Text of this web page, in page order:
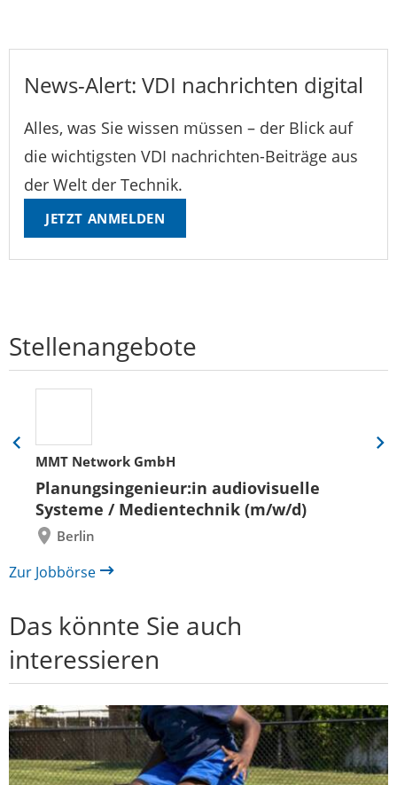
News-Alert: VDI nachrichten digital
Alles, was Sie wissen müssen – der Blick auf
die wichtigsten VDI nachrichten-Beiträge aus
der Welt der Technik.
JETZT ANMELDEN
Stellenangebote
MMT Network GmbH
Planungsingenieur:in audiovisuelle
Systeme / Medientechnik (m/w/d)
Berlin
Eine
Folie
zurück
Eine
Zur Jobbörse
Das könnte Sie auch
interessieren